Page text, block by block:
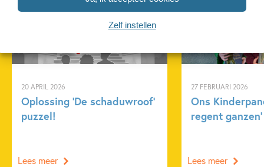
Zelf instellen
20 APRIL 2026
Oplossing ‘De schaduwroof’
puzzel!
Lees meer
27 FEBRUARI 2026
Ons
regent ganzen’
Lees meer